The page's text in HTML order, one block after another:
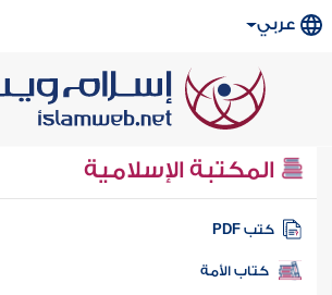
عربي
المكتبة الإسلامية
كتب PDF